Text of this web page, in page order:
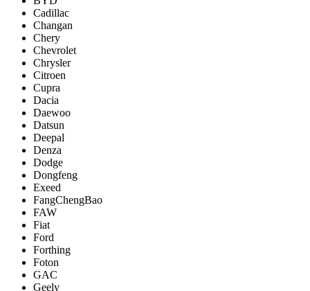
Cadillac
Changan
Chery
Chevrolet
Chrysler
Citroen
Cupra
Dacia
Daewoo
Datsun
Deepal
Denza
Dodge
Dongfeng
Exeed
FangChengBao
FAW
Fiat
Ford
Forthing
Foton
GAC
Geely